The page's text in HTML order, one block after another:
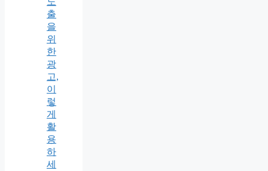
출
을
위
한
광
고,
이
렇
게
활
용
하
세